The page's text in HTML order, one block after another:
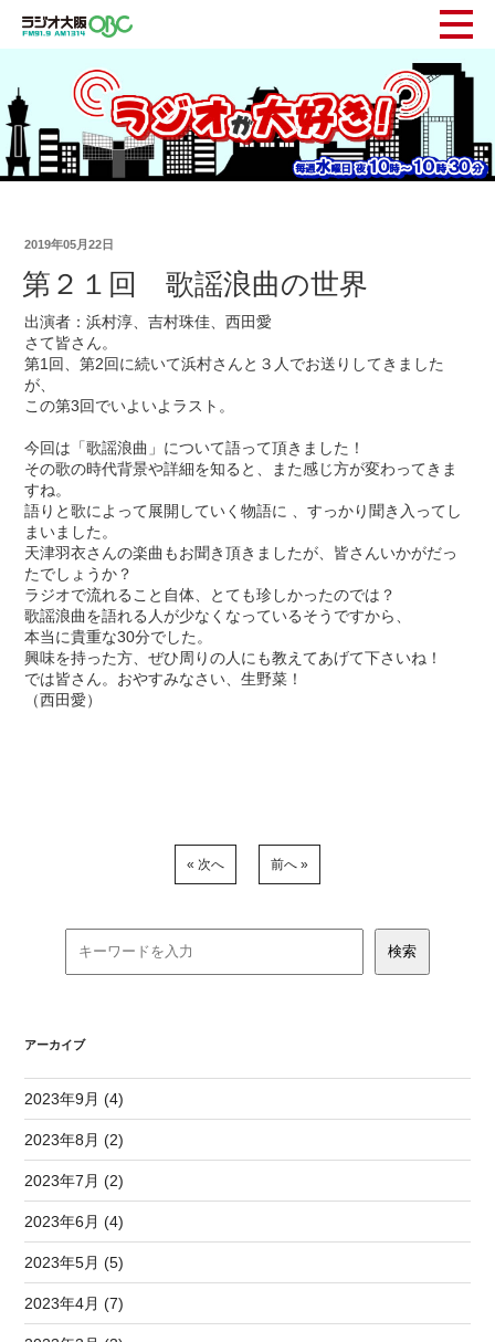
2019年05月22日
第２１回 歌謡浪曲の世界
出演者：浜村淳、吉村珠佳、西田愛
さて皆さん。
第1回、第2回に続いて浜村さんと３人でお送りしてきました
が、
この第3回でいよいよラスト。
今回は「歌謡浪曲」について語って頂きました！
その歌の時代背景や詳細を知ると、また感じ方が変わってきま
すね。
語りと歌によって展開していく物語に 、すっかり聞き入ってし
まいました。
天津羽衣さんの楽曲もお聞き頂きましたが、皆さんいかがだっ
たでしょうか？
ラジオで流れること自体、とても珍しかったのでは？
歌謡浪曲を語れる人が少なくなっているそうですから、
本当に貴重な30分でした。
興味を持った方、ぜひ周りの人にも教えてあげて下さいね！
では皆さん。おやすみなさい、生野菜！
（西田愛）
« 次へ 前へ »
アーカイブ
2023年9月 (4)
2023年8月 (2)
2023年7月 (2)
2023年6月 (4)
2023年5月 (5)
2023年4月 (7)